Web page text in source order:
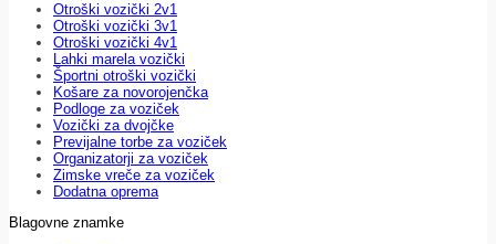
Otroški vozički 2v1
Otroški vozički 3v1
Otroški vozički 4v1
Lahki marela vozički
Športni otroški vozički
Košare za novorojenčka
Podloge za voziček
Vozički za dvojčke
Previjalne torbe za voziček
Organizatorji za voziček
Zimske vreče za voziček
Dodatna oprema
Blagovne znamke